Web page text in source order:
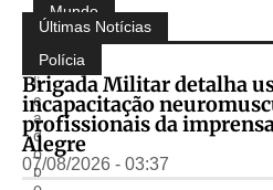
Compartilhe:
Mundo
P
b
li
c
a
d
o
p
Últimas Notícias
Polícia
Brigada Militar detalha
incapacitação
profissionais da
Alegre
07/08/2026 - 03:37